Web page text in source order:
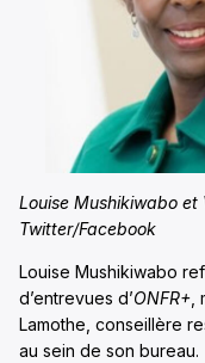
Louise Mushikiwabo
Twitter/Facebook
Louise Mushikiwabo
d’entrevues d’ONFR+
Lamothe, conseillère
au sein de son bureau.